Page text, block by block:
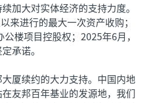
加大对实体经济的支持力度。
进行的最大一次资产收购；
楼项目控股权；2025年6月，
承诺。
厦续约的大力支持。中国内地
友邦百年基业的发源地，我们